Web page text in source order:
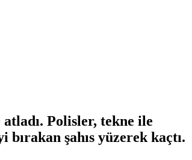
Polisler, tekne ile
bırakan şahıs yüzerek kaçtı.